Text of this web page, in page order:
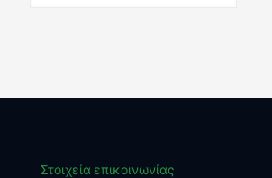
Στοιχεία επικοινωνίας